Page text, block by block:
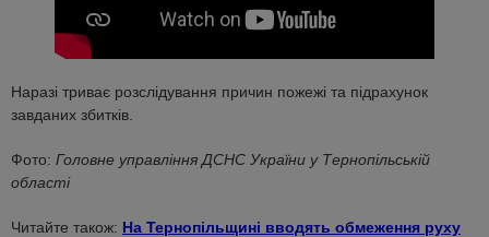
Наразі триває розслідування причин пожежі та підрахунок
завданих збитків.
Фото: Головне управління ДСНС України у Тернопільській
області
Читайте також: На Тернопільщині вводять обмеження руху